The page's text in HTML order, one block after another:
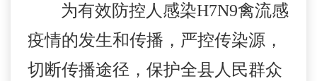
为有效防控人感染H7N9禽流感
疫情的发生和传播，严控传染源，
切断传播途径，保护全县 人民群众